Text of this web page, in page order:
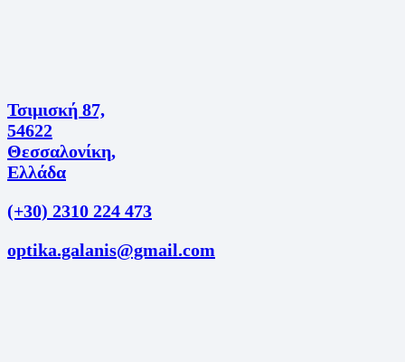
Τσιμισκή 87,
54622
Θεσσαλονίκη,
Ελλάδα
(+30) 2310 224 473
optika.galanis@gmail.com